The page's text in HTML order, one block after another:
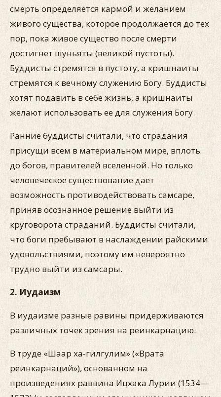
смерть определяется кармой и желанием
живого существа, которое продолжается до тех
пор, пока живое существо после смерти
достигнет шуньяты (великой пустоты).
Буддисты стремятся в пустоту, а кришнаиты
стремятся к вечному служению Богу. Буддисты
хотят подавить в себе жизнь, а кришнаиты
желают использовать ее для служения Богу.
Ранние буддисты считали, что страдания
присущи всем в материальном мире, вплоть
до богов, правителей вселенной. Но только
человеческое существование дает
возможность противодействовать самсаре,
приняв осознанное решение выйти из
круговорота страданий. Буддисты считали,
что боги пребывают в наслаждении райскими
удовольствиями, поэтому им невероятно
трудно выйти из самсары.
2. Иудаизм
В иудаизме разные равины придерживаются
различных точек зрения на реинкарнацию.
В труде «Шаар ха-гилгулим» («Врата
реинкарнаций»), основанном на
произведениях раввина Ицхака Лурии (1534—